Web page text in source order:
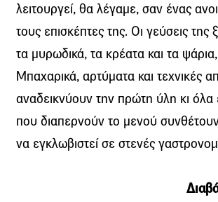
λειτουργεί, θα λέγαμε, σαν ένας
τους επισκέπτες της. Οι γεύσεις
τα μυρωδικά, τα κρέατα και τα
Μπαχαρικά, αρτύματα και τεχνικές
αναδεικνύουν την πρώτη ύλη κι όλα
που διαπερνούν το μενού
να εγκλωβιστεί σε στενές